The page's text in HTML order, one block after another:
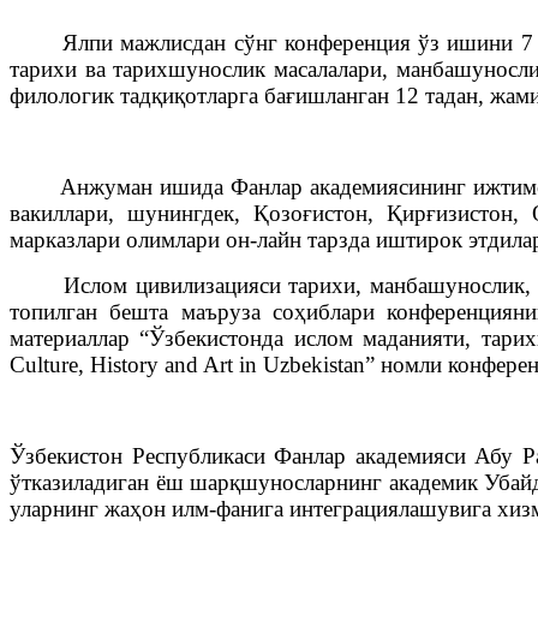
Ялпи мажлисдан сўнг конференция ўз ишини 7
тарихи ва тарихшунослик масалалари,
филологик тадқиқотларга бағишланган 12 тадан,
Анжуман ишида Фанлар академиясининг
вакиллари, шунингдек, Қозоғистон,
марказлари олимлари он-лайн тарзда иштирок
Ислом цивилизацияси тарихи, манбашунослик,
топилган бешта маъруза соҳиблари
материаллар “Ўзбекистонда ислом маданияти,
Culture, History and Art in Uzbekistan” номли
Ўзбекистон Республикаси Фанлар академияси
ўтказиладиган ёш шарқшуносларнинг академик
уларнинг жаҳон илм-фанига интеграциялашувига